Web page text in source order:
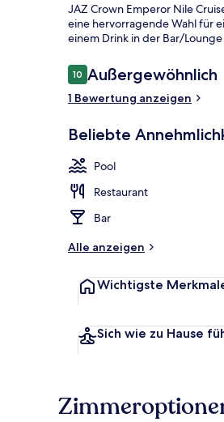
Every
Monday
from
Aswan
03
Nights
JAZ Crown Emperor Nile
eine hervorragende Wahl für
einem Drink in der Bar/
Bewertungen
1010 von 10.
Außergewöhnlich
1 Bewertung anzeigen
Beliebte
Pool
Restaurant
Bar
Alle anzeigen
Wichtigste
Sich wie zu Hause